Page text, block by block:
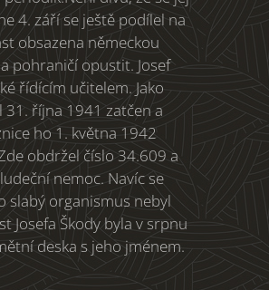
4. září se ještě podílel na
obsazena německou
pohraničí opustit. Josef
řídícím učitelem. Jako
31. října 1941 zatčen a
ho 1. května 1942
obdržel číslo 34.609 a
nemoc. Navíc se
slabý organismus nebyl
Josefa Škody byla v srpnu
deska s jeho jménem.